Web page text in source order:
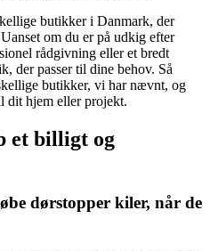
butikker i Danmark, der
om du er på udkig efter
rådgivning eller et bredt
der passer til dine behov. Så
butikker, vi har nævnt, og
dit hjem eller projekt.
et billigt og
dørstopper kiler, når de